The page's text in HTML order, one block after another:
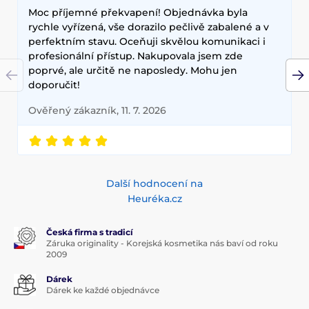
Moc příjemné překvapení! Objednávka byla
rychle vyřízená, vše dorazilo pečlivě zabalené a v
perfektním stavu. Oceňuji skvělou komunikaci i
profesionální přístup. Nakupovala jsem zde
poprvé, ale určitě ne naposledy. Mohu jen
doporučit!
Ověřený zákazník, 11. 7. 2026
Další hodnocení na
Heuréka.cz
Česká firma s tradicí
Záruka originality - Korejská kosmetika nás baví od roku
2009
Dárek
Dárek ke každé objednávce